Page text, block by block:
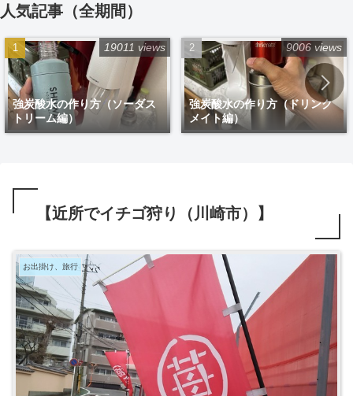
人気記事（全期間）
強炭酸水の作り方（ソーダス
トリーム編）
19011 views
強炭酸水の作り方（ドリンク
メイト編）
9006 views
【近所でイチゴ狩り（川崎市）】
お出掛け、旅行